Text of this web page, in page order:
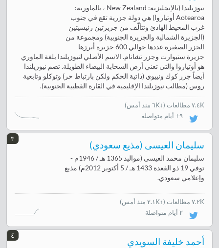
نيوزيلندا (بالإنجليزية: New Zealand ، بالماورية:
Aotearoa أوتياروا) هي دولة جزرية تقع في جنوب
غرب المحيط الهادئ وتتألّف من جزيرتين رئيسيتين
(الجزيرة الشمالية والجزيرة الجنوبية) ومجموعة من
الجزر الصغيرة عددها حوالي 600 جزيرة أبرزها
جزيرة ستيوارت وجزر تشاتام. الاسم الأصلي لنيوزيلندا بلغة الماوري
هو أوتياروا والتي تعني أرض السحابة البيضاء الطويلة. تضم نيوزيلندا
أيضاً جزر كوك ونييوي (ذاتية الحكم ولكن بارتباط حر) وتوكلو وتابعية
روس (مطالب نيوزيلندا الإقليمية في القارة القطبية الجنوبية).
٧.٤K مطالعات (↓٦K منذ أمس
)
٩+ أيام متواصلة
٣
سليمان العيسى (مذيع سعودي)
سليمان محمد العيسى (مواليد 1365 هـ / 1946م -
توفي 19 ذو القعدة 1433 هـ / 5 أكتوبر 2012م) مذيع
وإعلامي سعودي.
٧.٢K مطالعات (↑٢.١K منذ أمس
)
٢ أيام متواصلة
٤
أحمد خليفة السويدي